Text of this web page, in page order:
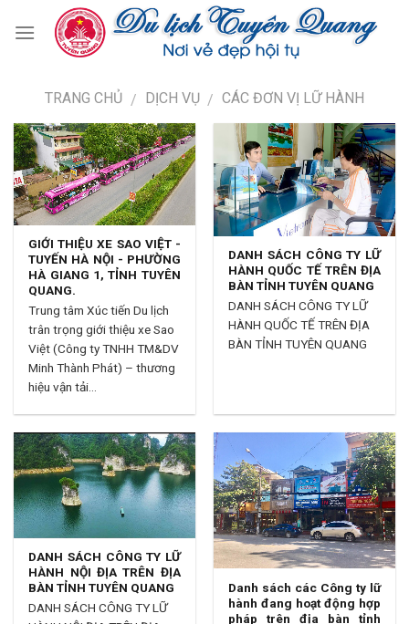
TRANG CHỦ / DỊCH VỤ / CÁC ĐƠN VỊ LỮ HÀNH
GIỚI THIỆU XE SAO VIỆT -
TUYẾN HÀ NỘI - PHƯỜNG
HÀ GIANG 1, TỈNH TUYÊN
QUANG.
Trung tâm Xúc tiến Du lịch
trân trọng giới thiệu xe Sao
Việt (Công ty TNHH TM&DV
Minh Thành Phát) – thương
hiệu vận tải...
DANH SÁCH CÔNG TY LỮ
HÀNH QUỐC TẾ TRÊN ĐỊA
BÀN TỈNH TUYÊN QUANG
DANH SÁCH CÔNG TY LỮ
HÀNH QUỐC TẾ TRÊN ĐỊA
BÀN TỈNH TUYÊN QUANG
DANH SÁCH CÔNG TY LỮ
HÀNH NỘI ĐỊA TRÊN ĐỊA
BÀN TỈNH TUYÊN QUANG
DANH SÁCH CÔNG TY LỮ
Danh sách các Công ty lữ
hành đang hoạt động hợp
pháp trên địa bàn tỉnh